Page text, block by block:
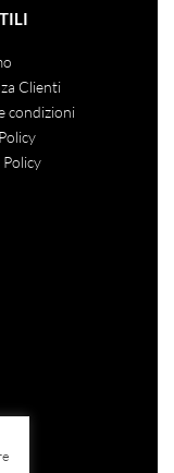
Clienti
condizioni